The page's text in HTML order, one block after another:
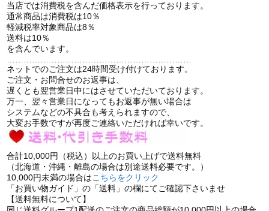
当店では消費税を含んだ価格表示を行っております。
通常商品は消費税は10％
軽減税率対象商品は8％
送料は10％
を含んでいます。
…………………………………………………………
ネットでのご注文は24時間受け付けております。
ご注文・お問合せのお返事は、
遅くとも翌営業日中にはさせていただいております。
万一、翌々営業日になってもお返事が無い場合は
システムなどの不具合も考えられますので、
大変お手数ですが再度ご連絡いただければ幸いです。
合計10,000円（税込）以上のお買い上げで送料無料
（北海道・沖縄・離島の場合は別途送料必要です。）
10,000円未満の場合はこちらをクリック
「お買い物ガイド」の「送料」の欄にてご確認下さいませ
【送料無料について】